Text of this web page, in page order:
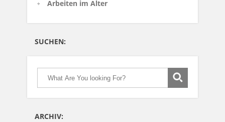
Arbeiten im Alter
SUCHEN:
ARCHIV: